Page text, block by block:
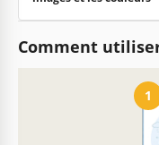
Comment
1